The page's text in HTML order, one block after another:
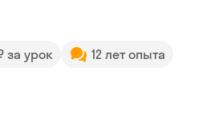
за урок 12 лет опыта